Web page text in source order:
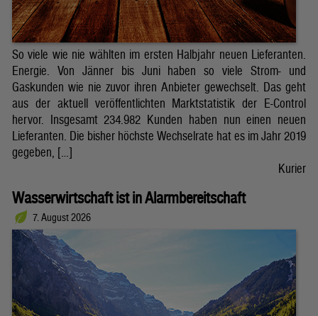
So viele wie nie wählten im ersten Halbjahr neuen Lieferanten.
Energie. Von Jänner bis Juni haben so viele Strom- und
Gaskunden wie nie zuvor ihren Anbieter gewechselt. Das geht
aus der aktuell veröffentlichten Marktstatistik der E-Control
hervor. Insgesamt 234.982 Kunden haben nun einen neuen
Lieferanten. Die bisher höchste Wechselrate hat es im Jahr 2019
gegeben, […]
Kurier
Wasserwirtschaft ist in Alarmbereitschaft
7. August 2026